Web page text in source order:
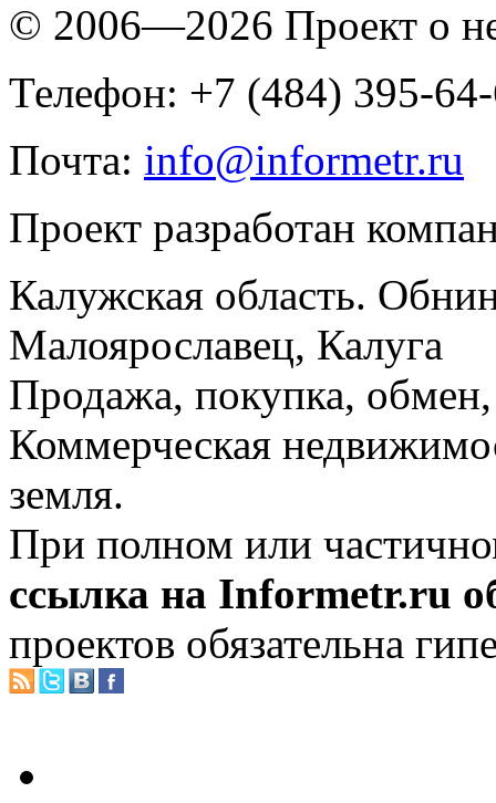
© 2006—2026 Проект о
Телефон: +7 (484) 395-
Почта: info@informetr.ru
Проект разработан
Калужская область.
Малоярославец, Калуга
Продажа, покупка, обмен,
Коммерческая
земля.
При полном или
ссылка на Informetr.ru
проектов обязательна